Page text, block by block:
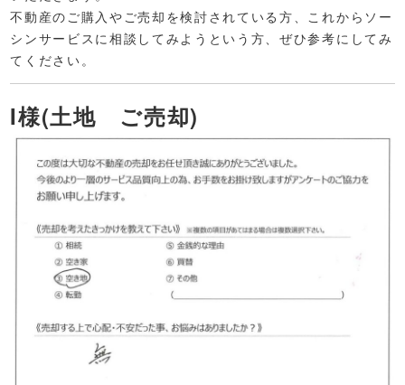
不動産のご購入やご売却を検討されている方、これからソー
シンサービスに相談してみようという方、ぜひ参考にしてみ
てください。
I様(土地 ご売却)